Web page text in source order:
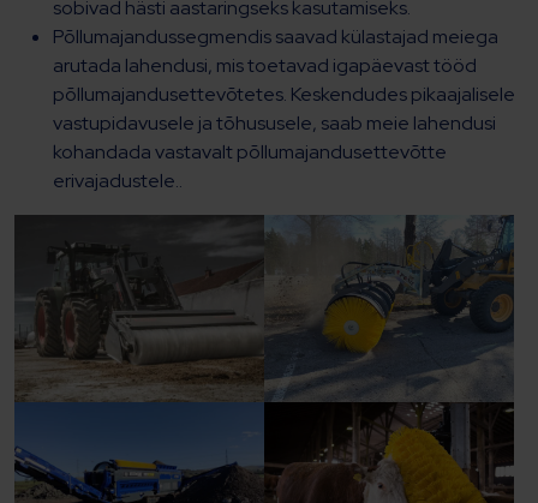
sobivad hästi aastaringseks kasutamiseks.
Põllumajandussegmendis saavad külastajad meiega
arutada lahendusi, mis toetavad igapäevast tööd
põllumajandusettevõtetes. Keskendudes pikaajalisele
vastupidavusele ja tõhususele, saab meie lahendusi
kohandada vastavalt põllumajandusettevõtte
erivajadustele..